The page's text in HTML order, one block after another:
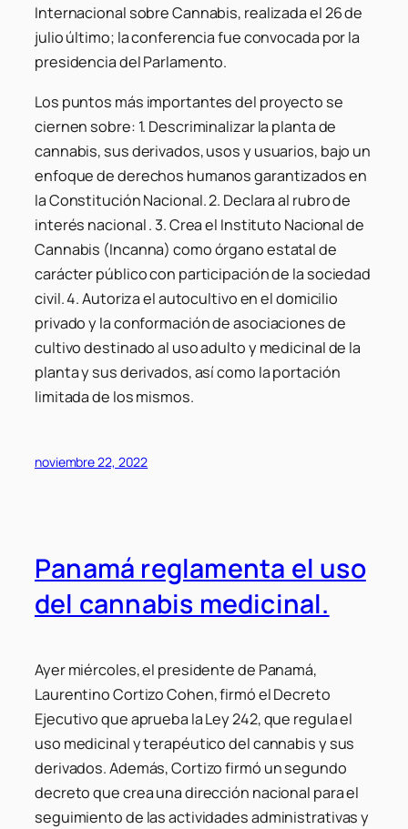
Internacional sobre Cannabis, realizada el 26 de
julio último; la conferencia fue convocada por la
presidencia del Parlamento.
Los puntos más importantes del proyecto se
ciernen sobre: 1. Descriminalizar la planta de
cannabis, sus derivados, usos y usuarios, bajo un
enfoque de derechos humanos garantizados en
la Constitución Nacional. 2. Declara al rubro de
interés nacional . 3. Crea el Instituto Nacional de
Cannabis (Incanna) como órgano estatal de
carácter público con participación de la sociedad
civil. 4. Autoriza el autocultivo en el domicilio
privado y la conformación de asociaciones de
cultivo destinado al uso adulto y medicinal de la
planta y sus derivados, así como la portación
limitada de los mismos.
noviembre 22, 2022
Panamá reglamenta el uso
del cannabis medicinal.
Ayer miércoles, el presidente de Panamá,
Laurentino Cortizo Cohen, firmó el Decreto
Ejecutivo que aprueba la Ley 242, que regula el
uso medicinal y terapéutico del cannabis y sus
derivados. Además, Cortizo firmó un segundo
decreto que crea una dirección nacional para el
seguimiento de las actividades administrativas y